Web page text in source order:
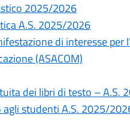
2025/2026
A.S. 2025/2026
di interesse
(ASACOM)
dei libri di testo – A.S.
studenti A.S. 2025/